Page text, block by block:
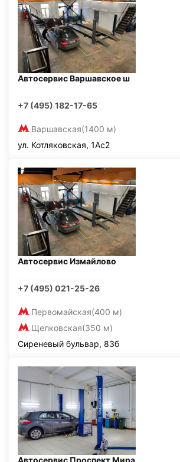
Автосервис Варшавское ш
+7 (495) 182-17-65
Варшавская(1400 м)
ул. Котляковская, 1Ас2
Автосервис Измайлово
+7 (495) 021-25-26
Первомайская(400 м)
Щелковская(350 м)
Сиреневый бульвар, 83б
Автосервис Проспект Мира